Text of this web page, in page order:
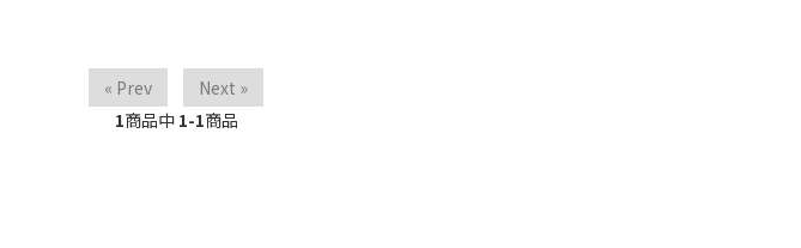
« Prev
Next »
1商品中 1-1商品